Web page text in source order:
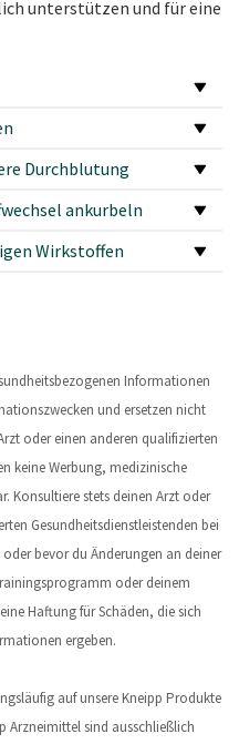
unterstützen und für eine
Durchblutung
ankurbeln
Wirkstoffen
Informationen
und ersetzen nicht
oder einen anderen qualifizierten
keine Werbung, medizinische
Konsultiere stets deinen Arzt oder
Gesundheitsdienstleistenden bei
bevor du Änderungen an deiner
oder deinem
Haftung für Schäden, die sich
ergeben.
auf unsere Kneipp Produkte
Arzneimittel sind ausschließlich